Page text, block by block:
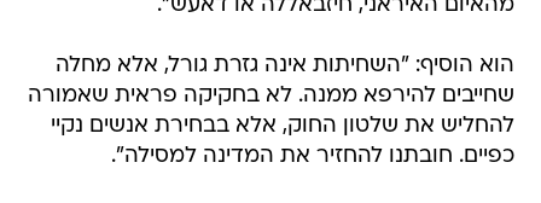
מהאיום האיראני, חיזבאללה או דאעש".
הוא הוסיף: "השחיתות אינה גזרת גורל, אלא מחלה
שחייבים להירפא ממנה. לא בחקיקה פראית שאמורה
להחליש את שלטון החוק, אלא בבחירת אנשים נקיי
כפיים. חובתנו להחזיר את המדינה למסילה".